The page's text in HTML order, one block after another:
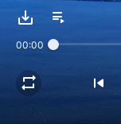
siapa
00:00